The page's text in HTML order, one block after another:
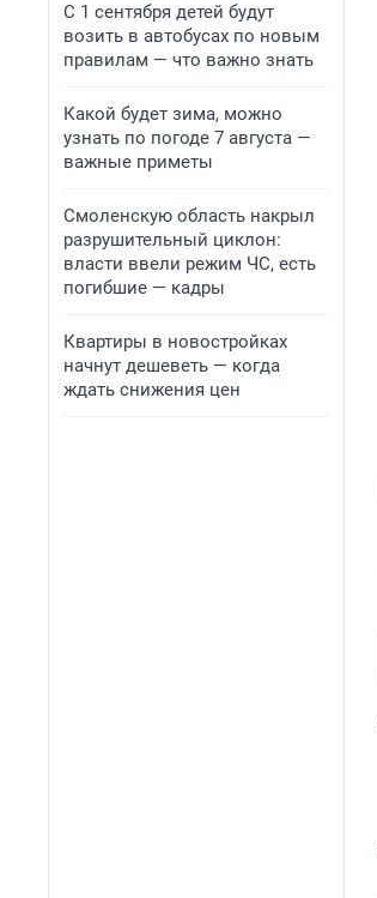
С 1 сентября детей будут
возить в автобусах по новым
правилам — что важно знать
Какой будет зима, можно
узнать по погоде 7 августа —
важные приметы
Смоленскую область накрыл
разрушительный циклон:
власти ввели режим ЧС, есть
погибшие — кадры
Квартиры в новостройках
начнут дешеветь — когда
ждать снижения цен